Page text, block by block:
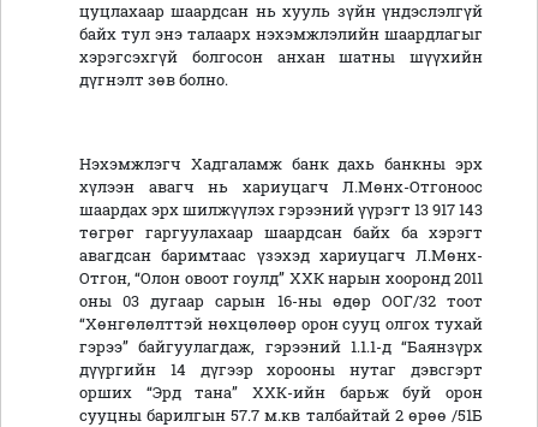
цуцлахаар шаардсан нь хууль зүйн үндэслэлгүй
байх тул энэ талаарх нэхэмжлэлийн шаардлагыг
хэрэгсэхгүй болгосон анхан шатны шүүхийн
дүгнэлт зөв болно.
Нэхэмжлэгч Хадгаламж банк дахь банкны эрх
хүлээн авагч нь хариуцагч Л.Мөнх-Отгоноос
шаардах эрх шилжүүлэх гэрээний үүрэгт 13 917 143
төгрөг гаргуулахаар шаардсан байх ба хэрэгт
авагдсан баримтаас үзэхэд хариуцагч Л.Мөнх-
Отгон, “Олон овоот гоулд” ХХК нарын хооронд 2011
оны 03 дугаар сарын 16-ны өдөр ООГ/32 тоот
“Хөнгөлөлттэй нөхцөлөөр орон сууц олгох тухай
гэрээ” байгуулагдаж, гэрээний 1.1.1-д “Баянзүрх
дүүргийн 14 дүгээр хорооны нутаг дэвсгэрт
орших “Эрд тана” ХХК-ийн барьж буй орон
сууцны барилгын 57.7 м.кв талбайтай 2 өрөө /51Б